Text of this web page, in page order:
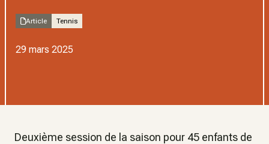
Article Tennis
29 mars 2025
Deuxième session de la saison pour 45 enfants de